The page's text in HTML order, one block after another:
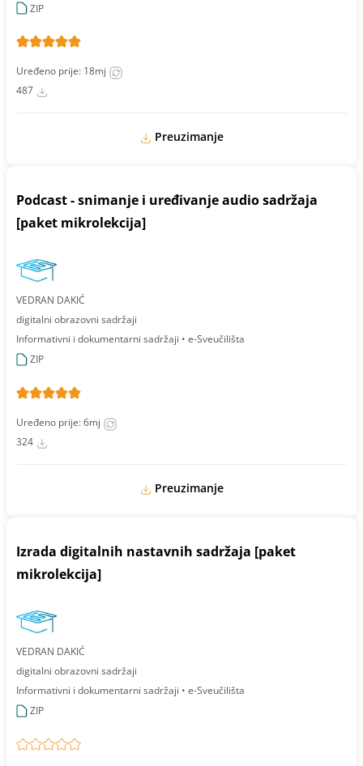
ZIP
Uređeno prije: 18mj
487
Preuzimanje
Podcast - snimanje i uređivanje audio sadržaja
[paket mikrolekcija]
VEDRAN DAKIĆ
digitalni obrazovni sadržaji
Informativni i dokumentarni sadržaji • e-Sveučilišta
ZIP
Uređeno prije: 6mj
324
Preuzimanje
Izrada digitalnih nastavnih sadržaja [paket
mikrolekcija]
VEDRAN DAKIĆ
digitalni obrazovni sadržaji
Informativni i dokumentarni sadržaji • e-Sveučilišta
ZIP